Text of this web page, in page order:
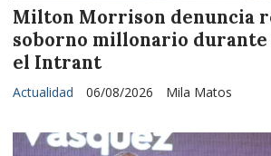
Milton Morrison denuncia
soborno millonario durante
el Intrant
Mila Matos
Actualidad 06/08/2026